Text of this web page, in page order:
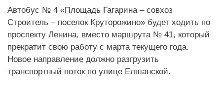
Автобус № 4 «Площадь Гагарина – совхоз
Строитель – поселок Круторожино» будет ходить по
проспекту Ленина, вместо маршрута № 41, который
прекратит свою работу с марта текущего года.
Новое направление должно разгрузить
транспортный поток по улице Елшанской.